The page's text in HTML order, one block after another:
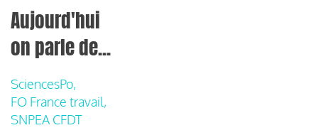
Aujourd'hui
on parle de...
SciencesPo,
FO France travail,
SNPEA CFDT